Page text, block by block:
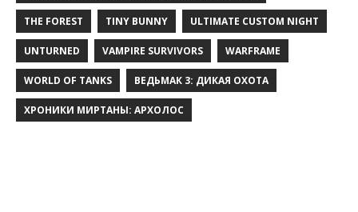
THE FOREST TINY BUNNY ULTIMATE CUSTOM NIGHT
UNTURNED VAMPIRE SURVIVORS WARFRAME
WORLD OF TANKS ВЕДЬМАК 3: ДИКАЯ ОХОТА
ХРОНИКИ МИРТАНЫ: АРХОЛОС